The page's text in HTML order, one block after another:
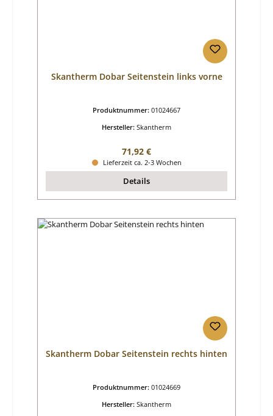
Skantherm Dobar Seitenstein links vorne
Produktnummer: 01024667
Hersteller: Skantherm
Regulärer Preis:
71,92 €
Lieferzeit ca. 2-3 Wochen
Details
Skantherm Dobar Seitenstein rechts hinten
Produktnummer: 01024669
Hersteller: Skantherm